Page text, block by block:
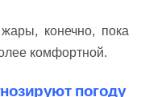
конечно, пока
комфортной.
погоду